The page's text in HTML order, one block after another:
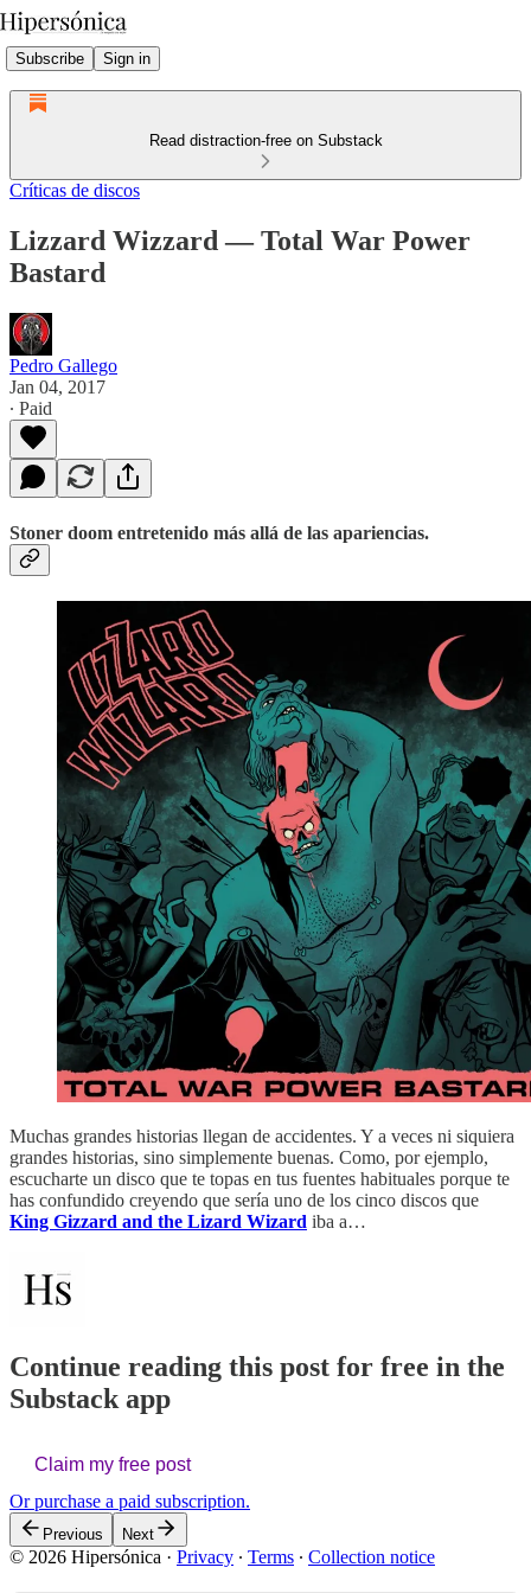
Subscribe Sign in
Read distraction-free on Substack
Críticas de discos
Lizzard Wizzard — Total War Power
Bastard
Pedro Gallego
Jan 04, 2017
∙ Paid
Stoner doom entretenido más allá de las apariencias.
Muchas grandes historias llegan de accidentes. Y a veces ni siquiera
grandes historias, sino simplemente buenas. Como, por ejemplo,
escucharte un disco que te topas en tus fuentes habituales porque te
has confundido creyendo que sería uno de los cinco discos que
King Gizzard and the Lizard Wizard iba a…
Continue reading this post for free in the
Substack app
Claim my free post
Or purchase a paid subscription.
Previous Next
© 2026 Hipersónica · Privacy ∙ Terms ∙ Collection notice